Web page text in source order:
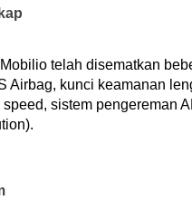
telah disematkan
Airbag, kunci keamanan
sistem pengereman